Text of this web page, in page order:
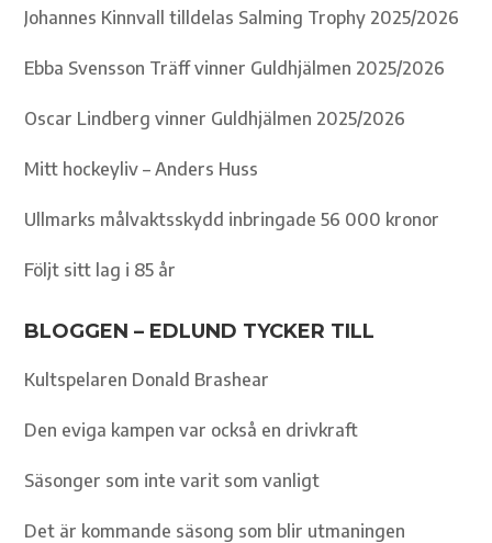
Johannes Kinnvall tilldelas Salming Trophy 2025/2026
Ebba Svensson Träff vinner Guldhjälmen 2025/2026
Oscar Lindberg vinner Guldhjälmen 2025/2026
Mitt hockeyliv – Anders Huss
Ullmarks målvaktsskydd inbringade 56 000 kronor
Följt sitt lag i 85 år
BLOGGEN – EDLUND TYCKER TILL
Kultspelaren Donald Brashear
Den eviga kampen var också en drivkraft
Säsonger som inte varit som vanligt
Det är kommande säsong som blir utmaningen